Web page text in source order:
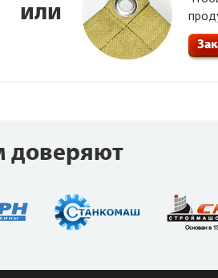
или
доверяют